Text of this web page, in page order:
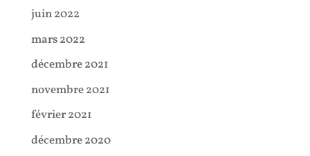
juin 2022
mars 2022
décembre 2021
novembre 2021
février 2021
décembre 2020